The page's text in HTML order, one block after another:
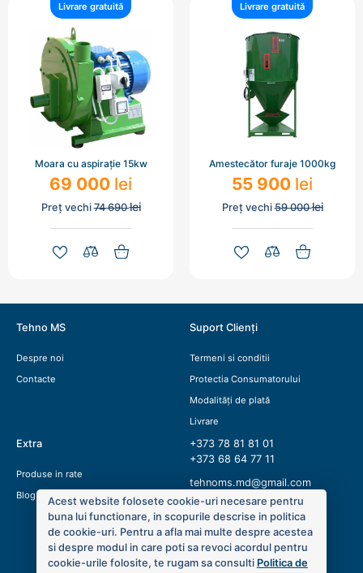
Livrare gratuită
Moara cu aspirație 15kw
69 000 lei
Preț vechi74 690lei
Livrare gratuită
Amestecător furaje 1000kg
55 900 lei
Preț vechi59 000lei
Tehno MS
Despre noi
Contacte
Suport Clienți
Termeni si conditii
Protectia Consumatorului
Modalități de plată
Livrare
Extra
Produse in rate
Blog
+373 78 81 81 01
+373 68 64 77 11
tehnoms.md@gmail.com
Acest website folosete cookie-uri necesare pentru
buna lui functionare, in scopurile descrise in politica
de cookie-uri. Pentru a afla mai multe despre acestea
si despre modul in care poti sa revoci acordul pentru
cookie-urile folosite, te rugam sa consulti Politica de